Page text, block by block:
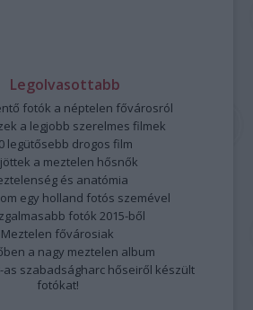
Legolvasottabb
fotók a néptelen fővárosról
a legjobb szerelmes filmek
legütősebb drogos film
a meztelen hősnők
és anatómia
egy holland fotós szemével
fotók 2015-ből
Meztelen fővárosiak
a nagy meztelen album
as szabadságharc hőseiről készült
fotókat!